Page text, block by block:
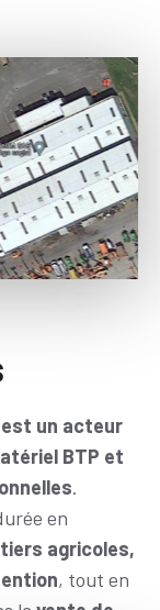
un acteur
BTP et
.
en
agricoles,
, tout en